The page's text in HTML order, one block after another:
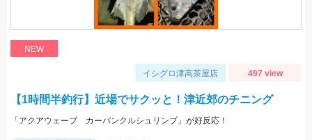
NEW
イシグロ津高茶屋店 497 view
【1時間半釣行】近場でサクッと！津近郊のチニング
「アクアウェーブ カーバンクルシュリンプ」が好反応！